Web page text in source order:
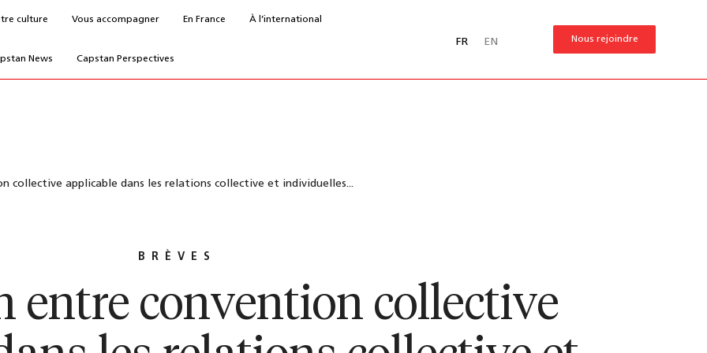
culture Vous accompagner En France À l’international
News Capstan Perspectives
FR EN Nous rejoindre
collective applicable dans les relations collective et individuelles...
BRÈVES
entre convention collective